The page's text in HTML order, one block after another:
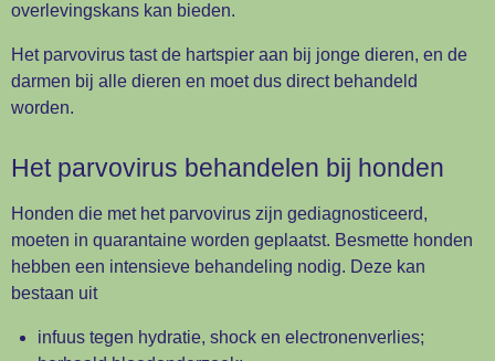
overlevingskans kan bieden.
Het parvovirus tast de hartspier aan bij jonge dieren, en de
darmen bij alle dieren en moet dus direct behandeld
worden.
Het parvovirus behandelen bij honden
Honden die met het parvovirus zijn gediagnosticeerd,
moeten in quarantaine worden geplaatst. Besmette honden
hebben een intensieve behandeling nodig. Deze kan
bestaan uit
infuus tegen hydratie, shock en electronenverlies;